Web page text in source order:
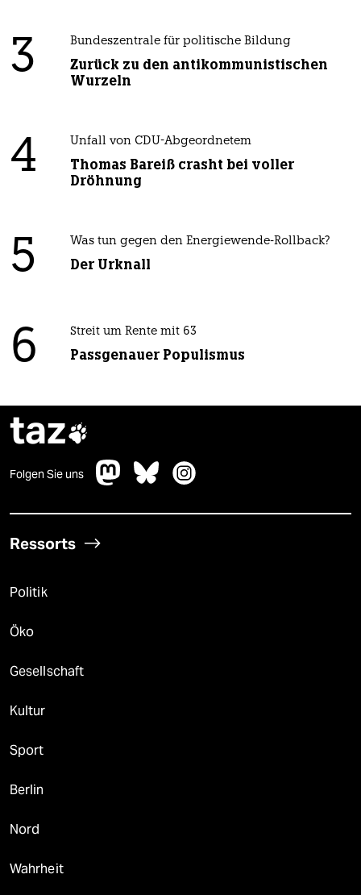
3 Bundeszentrale für politische Bildung
Zurück zu den antikommunistischen
Wurzeln
4 Unfall von CDU-Abgeordnetem
Thomas Bareiß crasht bei voller
Dröhnung
5 Was tun gegen den Energiewende-Rollback?
Der Urknall
6 Streit um Rente mit 63
Passgenauer Populismus
taz
Folgen Sie uns
Ressorts
Politik
Öko
Gesellschaft
Kultur
Sport
Berlin
Nord
Wahrheit